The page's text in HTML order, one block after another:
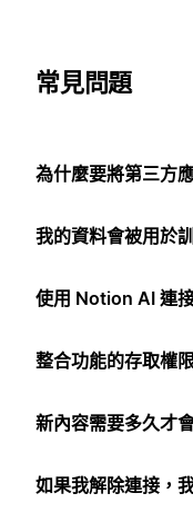
常見問題
為什麼要將第三方
我的資料會被用於
使用 Notion AI 連
整合功能的存取權
新內容需要多久才
如果我解除連接，